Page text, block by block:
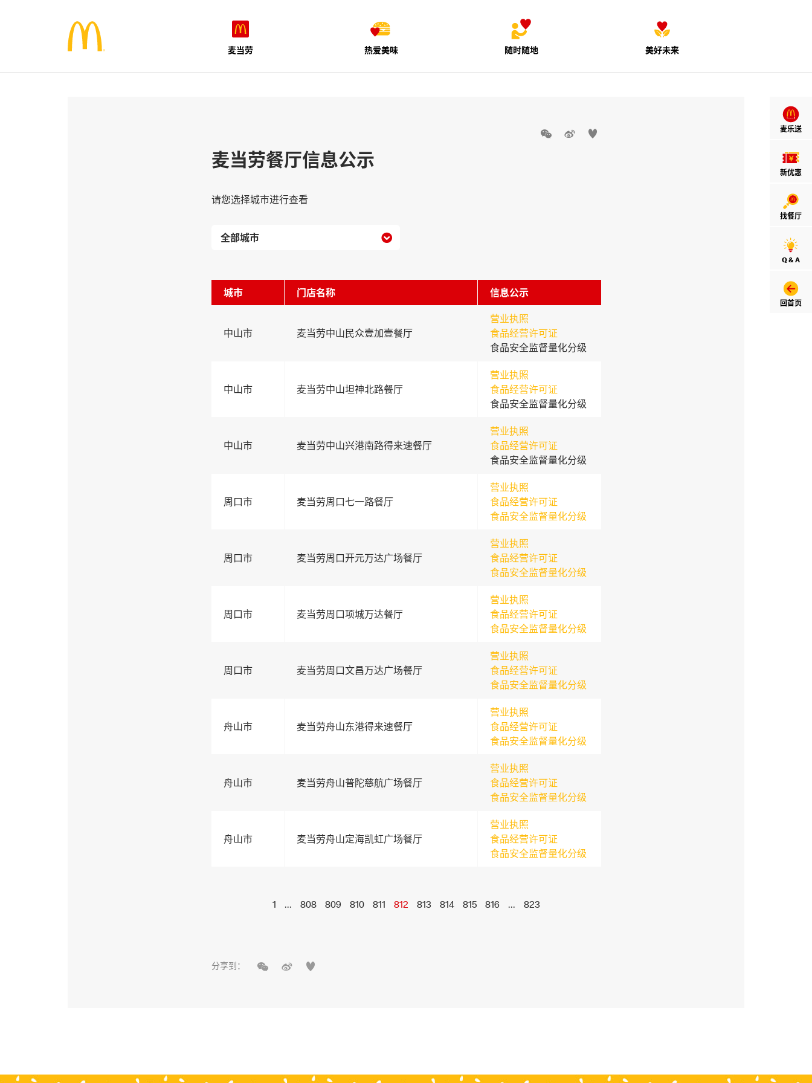
麦当劳 热爱美味 随时随地 美好未来
麦乐送
新优惠
找餐厅
Q & A
回首页
  
麦当劳餐厅信息公示
请您选择城市进行查看

城市 门店名称 信息公示
中山市 麦当劳中山民众壹加壹餐厅
营业执照
食品经营许可证
食品安全监督量化分级
中山市 麦当劳中山坦神北路餐厅
营业执照
食品经营许可证
食品安全监督量化分级
中山市 麦当劳中山兴港南路得来速餐厅
营业执照
食品经营许可证
食品安全监督量化分级
周口市 麦当劳周口七一路餐厅
营业执照
食品经营许可证
食品安全监督量化分级
周口市 麦当劳周口开元万达广场餐厅
营业执照
食品经营许可证
食品安全监督量化分级
周口市 麦当劳周口项城万达餐厅
营业执照
食品经营许可证
食品安全监督量化分级
周口市 麦当劳周口文昌万达广场餐厅
营业执照
食品经营许可证
食品安全监督量化分级
舟山市 麦当劳舟山东港得来速餐厅
营业执照
食品经营许可证
食品安全监督量化分级
舟山市 麦当劳舟山普陀慈航广场餐厅
营业执照
食品经营许可证
食品安全监督量化分级
舟山市 麦当劳舟山定海凯虹广场餐厅
营业执照
食品经营许可证
食品安全监督量化分级
1 ... 808 809 810 811 812 813 814 815 816 ... 823
分享到：   